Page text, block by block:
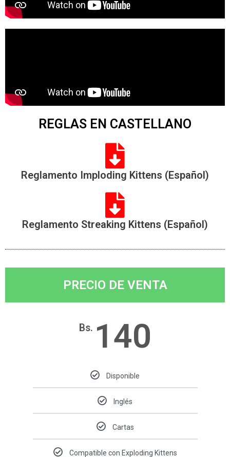
REGLAS EN CASTELLANO
Reglamento Imploding Kittens (Español)
Reglamento Streaking Kittens (Español)
PRECIO DE VENTA
Bs. 140
Disponible
Inglés
Cartas
Compatible con Exploding Kittens